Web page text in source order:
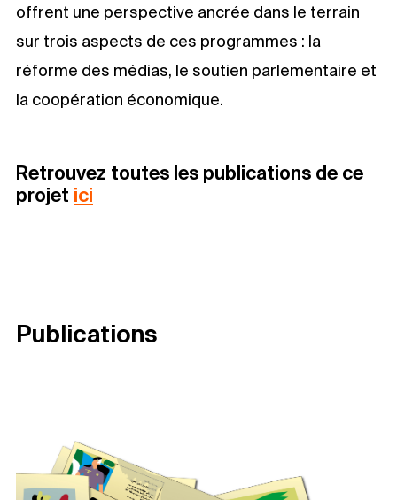
offrent une perspective ancrée dans le terrain
sur trois aspects de ces programmes : la
réforme des médias, le soutien parlementaire et
la coopération économique.
Retrouvez toutes les publications de ce
projet ici
Publications